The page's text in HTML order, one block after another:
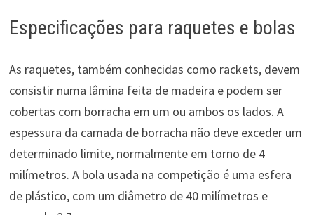
Especificações para raquetes e bolas
As raquetes, também conhecidas como rackets, devem
consistir numa lâmina feita de madeira e podem ser
cobertas com borracha em um ou ambos os lados. A
espessura da camada de borracha não deve exceder um
determinado limite, normalmente em torno de 4
milímetros. A bola usada na competição é uma esfera
de plástico, com um diâmetro de 40 milímetros e